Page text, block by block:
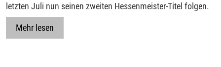
letzten Juli nun seinen zweiten Hessenmeister-Titel folgen.
Mehr lesen